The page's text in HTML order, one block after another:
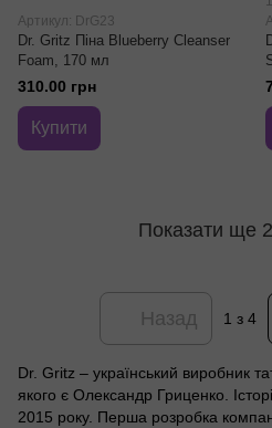
Артикул: DrG23
Dr. Gritz Піна Blueberry Cleanser
Foam, 170 мл
310.00 грн
Купити
Показати ще
Назад 1 з 4
Dr. Gritz – український виробник
якого є Олександр Гриценко.
2015 року. Перша розробка